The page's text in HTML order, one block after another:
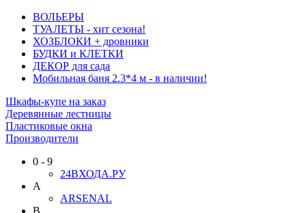
ВОЛЬЕРЫ
ТУАЛЕТЫ - хит сезона!
ХОЗБЛОКИ + дровники
БУДКИ и КЛЕТКИ
ДЕКОР для сада
Мобильная баня 2.3*4 м - в наличии!
Шкафы-купе на заказ
Деревянные лестницы
Пластиковые окна
Производители
0 - 9
24ВХОДА.РУ
A
ARSENAL
B